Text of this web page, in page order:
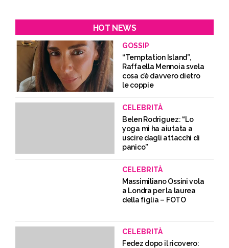
HOT NEWS
GOSSIP
“Temptation Island”,
Raffaella Mennoia svela
cosa c’è davvero dietro
le coppie
CELEBRITÀ
Belen Rodriguez: “Lo
yoga mi ha aiutata a
uscire dagli attacchi di
panico”
CELEBRITÀ
Massimiliano Ossini vola
a Londra per la laurea
della figlia – FOTO
CELEBRITÀ
Fedez dopo il ricovero: